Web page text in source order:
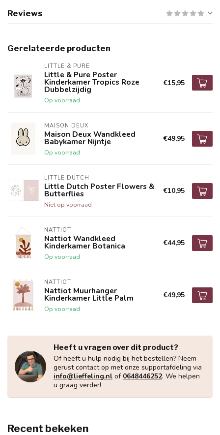
Reviews
Gerelateerde producten
LITTLE & PURE
Little & Pure Poster
Kinderkamer Tropics Roze
Dubbelzijdig
Op voorraad
€15,95
MAISON DEUX
Maison Deux Wandkleed
Babykamer Nijntje
Op voorraad
€49,95
LITTLE DUTCH
Little Dutch Poster Flowers &
Butterflies
Niet op voorraad
€10,95
NATTIOT
Nattiot Wandkleed
Kinderkamer Botanica
Op voorraad
€44,95
NATTIOT
Nattiot Muurhanger
Kinderkamer Little Palm
Op voorraad
€49,95
Heeft u vragen over dit product?
Of heeft u hulp nodig bij het bestellen? Neem
gerust contact op met onze supportafdeling via
info@lieffeling.nl of 0648446252. We helpen
u graag verder!
Recent bekeken